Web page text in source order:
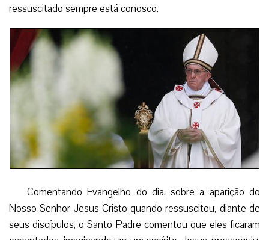
ressuscitado sempre está conosco.
Comentando Evangelho do dia, sobre a aparição do
Nosso Senhor Jesus Cristo quando ressuscitou, diante de
seus discípulos, o Santo Padre comentou que eles ficaram